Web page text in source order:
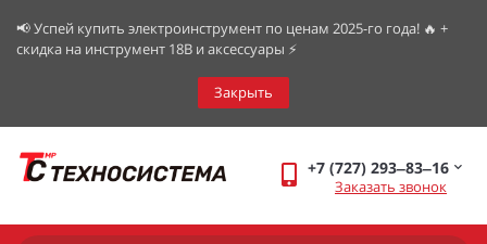
📢 Успей купить электроинструмент по ценам 2025-го года! 🔥 +
скидка на инструмент 18В и аксессуары ⚡️
Закрыть
+7 (727) 293‒83‒16
Заказать звонок